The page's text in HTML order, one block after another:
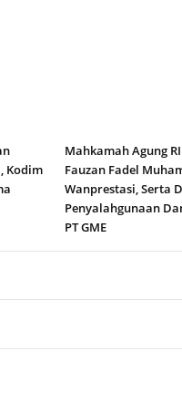
Kodim
Mahkamah Agung
Fauzan Fadel
Wanprestasi, Serta
Penyalahgunaan
PT GME